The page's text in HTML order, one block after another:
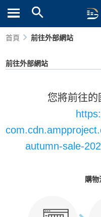
首頁 前往外部網站
前往外部網站
您將前往的
autumn-sale-
購物